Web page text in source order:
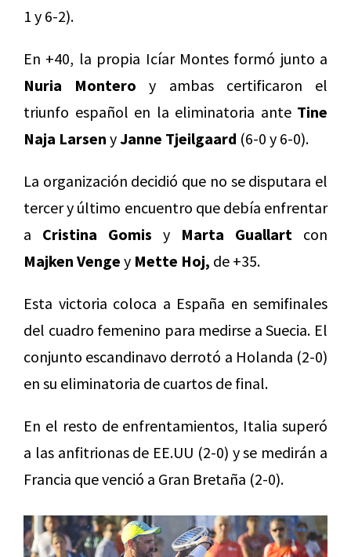
1 y 6-2).
En +40, la propia Icíar Montes formó junto a
Nuria Montero y ambas certificaron el
triunfo español en la eliminatoria ante Tine
Naja Larsen yJanne Tjeilgaard (6-0 y 6-0).
La organización decidió que no se disputara el
tercer y último encuentro que debía enfrentar
a Cristina Gomis y Marta Guallart con
Majken Venge y Mette Hoj, de +35.
Esta victoria coloca a España en semifinales
del cuadro femenino para medirse a Suecia. El
conjunto escandinavo derrotó a Holanda (2-0)
en su eliminatoria de cuartos de final.
En el resto de enfrentamientos, Italia superó
a las anfitrionas de EE.UU (2-0) y se medirán a
Francia que venció a Gran Bretaña (2-0).